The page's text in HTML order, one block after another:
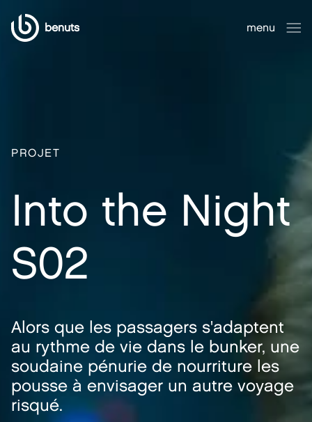
benuts
menu
PROJET
Into the Night
S02
Alors que les passagers s'adaptent
au rythme de vie dans le bunker, une
soudaine pénurie de nourriture les
pousse à envisager un autre voyage
risqué.